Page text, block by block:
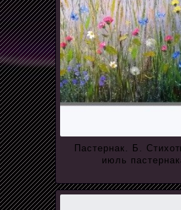
Пастернак. Б.
июль